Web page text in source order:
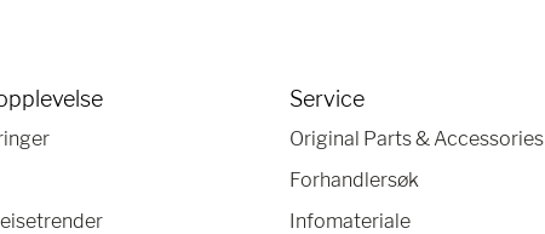
Service
Original Parts & Accessories
Forhandlersøk
Infomateriale